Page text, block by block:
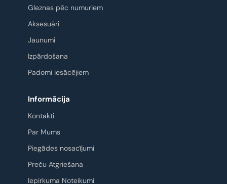
Gleznas pēc numuriem
Aksesuāri
Jaunumi
Izpārdošana
Padomi iesācējiem
Informācija
Kontakti
Par Mums
Piegādes nosacījumi
Preču Atgriešana
Iepirkuma Noteikumi